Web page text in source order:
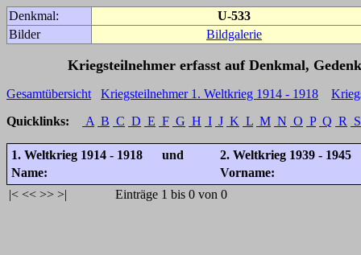
Denkmal:
U-533
Bilder
Bildgalerie
Kriegsteilnehmer erfasst auf Denkmal,
Gesamtübersicht Kriegsteilnehmer 1. Weltkrieg 1914 - 1918
Quicklinks:
A B C D E F G H I J K L M N O P Q R S
1. Weltkrieg 1914 - 1918 und
2. Weltkrieg 1939 - 1945
Name:
Vorname:
|< << >> >| Einträge 1 bis 0 von 0